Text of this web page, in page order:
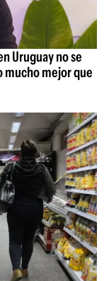
Uruguay no se
mucho mejor que